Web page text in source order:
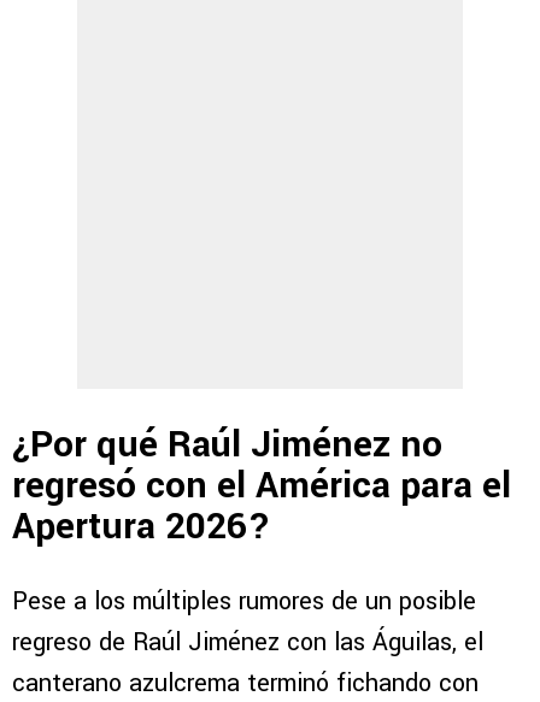
¿Por qué Raúl Jiménez no
regresó con el América para el
Apertura 2026?
Pese a los múltiples rumores de un posible
regreso de Raúl Jiménez con las Águilas, el
canterano azulcrema terminó fichando con